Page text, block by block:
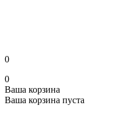
0
0
Ваша корзина
Ваша корзина пуста